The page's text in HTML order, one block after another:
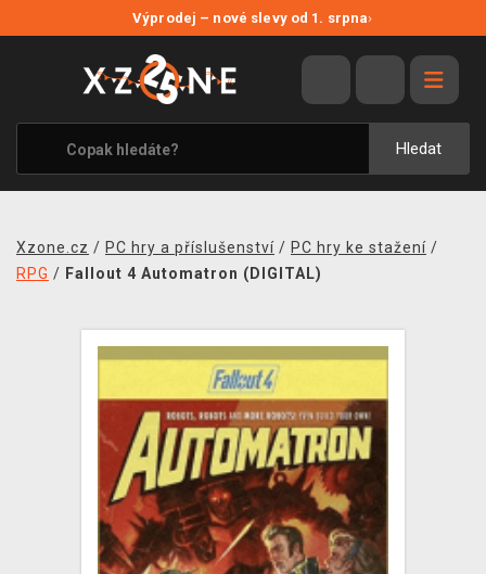
Výprodej – nové slevy od 1. srpna›
Hledat
VÝPRODEJ
VIDEOHRY
XZONE ORIGINALS
TÉMATIKY
MERCHANDISE
PRODEJNY
DOPRAVA
XZONE KLUB
Xzone.cz / PC hry a příslušenství / PC hry ke stažení /
RPG / Fallout 4 Automatron (DIGITAL)